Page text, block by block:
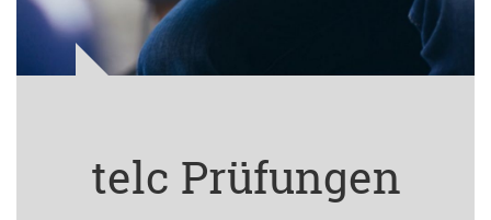
telc Prüfungen